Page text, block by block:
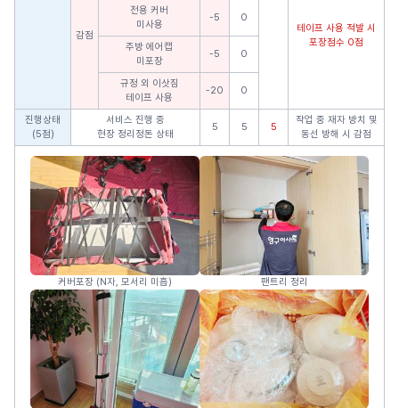
감점
테이프 사용 적발 시
포장점수 0점
전용 커버
미사용
-5 0
주방 에어캡
미포장
-5 0
규정 외 이삿짐
테이프 사용
-20 0
진행상태
(5점)
서비스 진행 중
현장 정리정돈 상태
5 5 5
작업 중 재자 방치 및
동선 방해 시 감점
커버포장 (N자, 모서리 미흡) 팬트리 정리